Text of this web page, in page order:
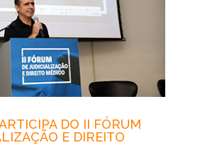
DO II FÓRUM
E DIREITO